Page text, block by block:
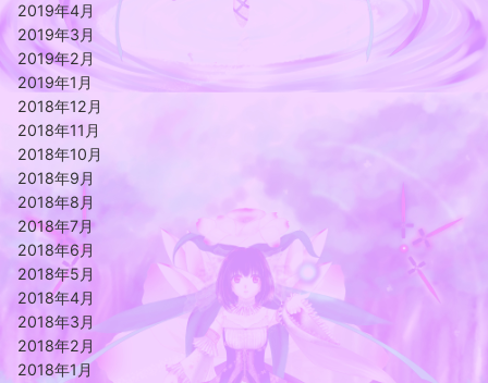
2019年4月
2019年3月
2019年2月
2019年1月
2018年12月
2018年11月
2018年10月
2018年9月
2018年8月
2018年7月
2018年6月
2018年5月
2018年4月
2018年3月
2018年2月
2018年1月